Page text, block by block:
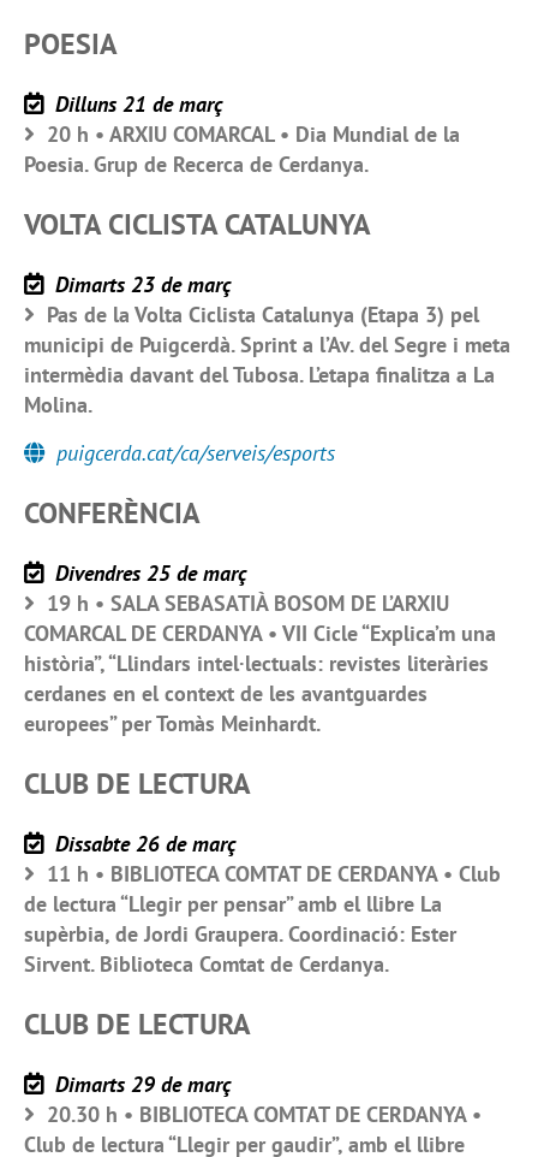
POESIA
Dilluns 21 de març
20 h • ARXIU COMARCAL • Dia Mundial de la
Poesia. Grup de Recerca de Cerdanya.
VOLTA CICLISTA CATALUNYA
Dimarts 23 de març
Pas de la Volta Ciclista Catalunya (Etapa 3) pel
municipi de Puigcerdà. Sprint a l’Av. del Segre i meta
intermèdia davant del Tubosa. L’etapa finalitza a La
Molina.
puigcerda.cat/ca/serveis/esports
CONFERÈNCIA
Divendres 25 de març
19 h • SALA SEBASATIÀ BOSOM DE L’ARXIU
COMARCAL DE CERDANYA • VII Cicle “Explica’m una
història”, “Llindars intel·lectuals: revistes literàries
cerdanes en el context de les avantguardes
europees” per Tomàs Meinhardt.
CLUB DE LECTURA
Dissabte 26 de març
11 h • BIBLIOTECA COMTAT DE CERDANYA • Club
de lectura “Llegir per pensar” amb el llibre La
supèrbia, de Jordi Graupera. Coordinació: Ester
Sirvent. Biblioteca Comtat de Cerdanya.
CLUB DE LECTURA
Dimarts 29 de març
20.30 h • BIBLIOTECA COMTAT DE CERDANYA •
Club de lectura “Llegir per gaudir”, amb el llibre